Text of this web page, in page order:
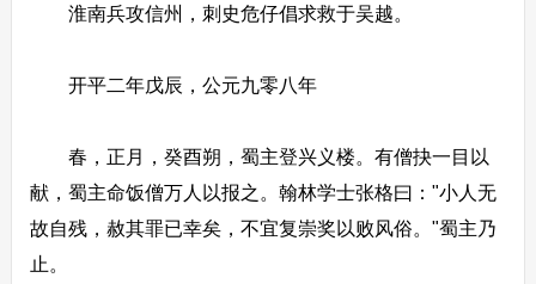
淮南兵攻信州，刺史危仔倡求救于吴越。
开平二年戊辰，公元九零八年
春，正月，癸酉朔，蜀主登兴义楼。有僧抉一目以
献，蜀主命饭僧万人以报之。翰林学士张格曰："小人无
故自残，赦其罪已幸矣，不宜复崇奖以败风俗。"蜀主乃
止。